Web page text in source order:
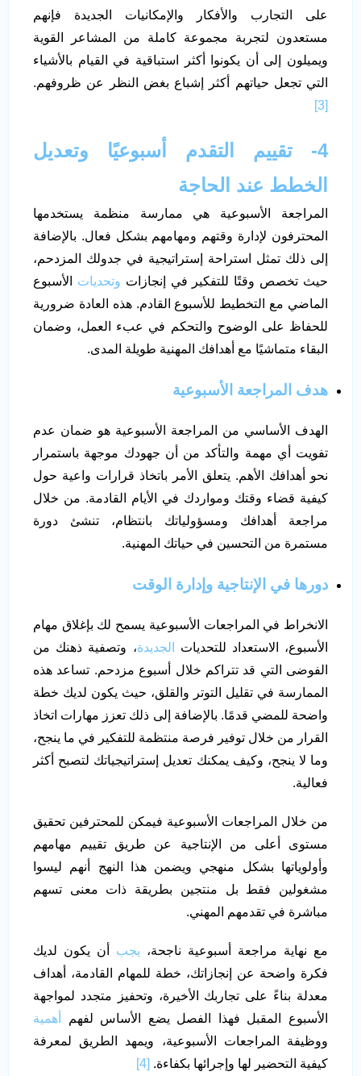
على التجارب والأفكار والإمكانيات الجديدة فإنهم
مستعدون لتجربة مجموعة كاملة من المشاعر القوية
ويميلون إلى أن يكونوا أكثر استباقية في القيام بالأشياء
التي تجعل حياتهم أكثر إشباع بغض النظر عن ظروفهم.
[3]
4- تقييم التقدم أسبوعيًا وتعديل
الخطط عند الحاجة
المراجعة الأسبوعية هي ممارسة منظمة يستخدمها
المحترفون لإدارة وقتهم ومهامهم بشكل فعال. بالإضافة
إلى ذلك تمثل استراحة إستراتيجية في جدولك المزدحم،
حيث تخصص وقتًا للتفكير في إنجازات وتحديات الأسبوع
الماضي مع التخطيط للأسبوع القادم. هذه العادة ضرورية
للحفاظ على الوضوح والتحكم في عبء العمل، وضمان
البقاء متماشيًا مع أهدافك المهنية طويلة المدى.
هدف المراجعة الأسبوعية
الهدف الأساسي من المراجعة الأسبوعية هو ضمان عدم
تفويت أي مهمة والتأكد من أن جهودك موجهة باستمرار
نحو أهدافك الأهم. يتعلق الأمر باتخاذ قرارات واعية حول
كيفية قضاء وقتك ومواردك في الأيام القادمة. من خلال
مراجعة أهدافك ومسؤولياتك بانتظام، تنشئ دورة
مستمرة من التحسين في حياتك المهنية.
دورها في الإنتاجية وإدارة الوقت
الانخراط في المراجعات الأسبوعية يسمح لك بإغلاق مهام
الأسبوع، الاستعداد للتحديات
الجديدة، وتصفية ذهنك من
الفوضى التي قد تتراكم خلال أسبوع مزدحم. تساعد هذه
الممارسة في تقليل التوتر والقلق، حيث يكون لديك خطة
واضحة للمضي قدمًا. بالإضافة إلى ذلك تعزز مهارات اتخاذ
القرار من خلال توفير فرصة منتظمة للتفكير في ما ينجح،
وما لا ينجح، وكيف يمكنك تعديل إستراتيجياتك لتصبح أكثر
فعالية.
من خلال المراجعات الأسبوعية فيمكن للمحترفين تحقيق
مستوى أعلى من الإنتاجية عن طريق تقييم مهامهم
وأولوياتها بشكل منهجي ويضمن هذا النهج أنهم ليسوا
مشغولين فقط بل منتجين بطريقة ذات معنى تسهم
مباشرة في تقدمهم المهني.
مع نهاية مراجعة أسبوعية ناجحة، يجب أن يكون لديك
فكرة واضحة عن إنجازاتك، خطة للمهام القادمة، أهداف
معدلة بناءً على تجاربك الأخيرة، وتحفيز متجدد لمواجهة
الأسبوع المقبل فهذا الفصل يضع الأساس لفهم
أهمية
ووظيفة المراجعات الأسبوعية، ويمهد الطريق لمعرفة
كيفية التحضير لها وإجرائها بكفاءة. [4]